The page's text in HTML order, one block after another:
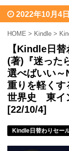
2022年10月4日
HOME > Kindle >
【Kindle日
(著)『迷った
選べばいい～
重りを軽くす
世界史 東イ
[22/10/4]
Kindle日替わりセー